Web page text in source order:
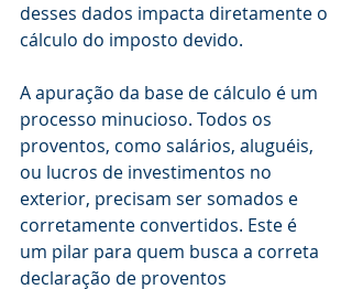
desses dados impacta diretamente o
cálculo do imposto devido.
A apuração da base de cálculo é um
processo minucioso. Todos os
proventos, como salários, aluguéis,
ou lucros de investimentos no
exterior, precisam ser somados e
corretamente convertidos. Este é
um pilar para quem busca a correta
declaração de proventos